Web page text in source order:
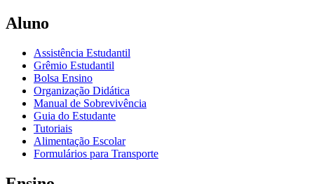
Aluno
Assistência Estudantil
Grêmio Estudantil
Bolsa Ensino
Organização Didática
Manual de Sobrevivência
Guia do Estudante
Tutoriais
Alimentação Escolar
Formulários para Transporte